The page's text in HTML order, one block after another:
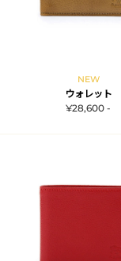
NEW
ウォレット
¥28,600 -